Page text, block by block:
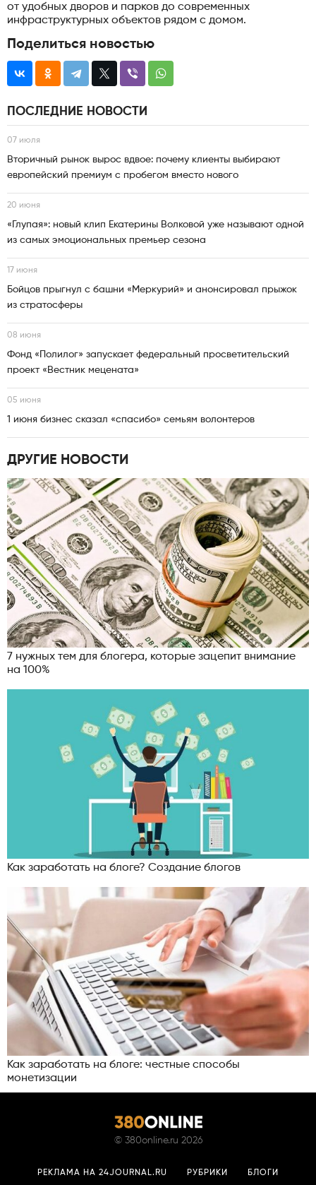
от удобных дворов и парков до современных
инфраструктурных объектов рядом с домом.
Поделиться новостью
ПОСЛЕДНИЕ НОВОСТИ
07 июля
Вторичный рынок вырос вдвое: почему клиенты выбирают
европейский премиум с пробегом вместо нового
20 июня
«Глупая»: новый клип Екатерины Волковой уже называют одной
из самых эмоциональных премьер сезона
17 июня
Бойцов прыгнул с башни «Меркурий» и анонсировал прыжок
из стратосферы
08 июня
Фонд «Полилог» запускает федеральный просветительский
проект «Вестник мецената»
05 июня
1 июня бизнес сказал «спасибо» семьям волонтеров
ДРУГИЕ НОВОСТИ
7 нужных тем для блогера, которые зацепит внимание
на 100%
Как заработать на блоге? Создание блогов
Как заработать на блоге: честные способы
монетизации
© 380online.ru 2026
РЕКЛАМА НА 24JOURNAL.RU РУБРИКИ БЛОГИ